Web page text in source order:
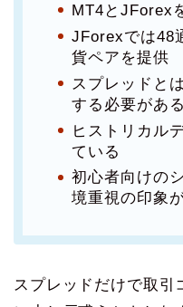
MT4とJForex
JForexでは48
貨ペアを提供
スプレッドと
する必要がある
ヒストリカル
ている
初心者向けの
境重視の印象
スプレッドだけで取引